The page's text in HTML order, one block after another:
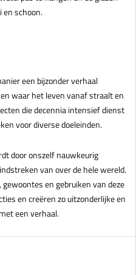
schoon.
een bijzonder verhaal
waar het leven vanaf straalt en
die decennia intensief dienst
voor diverse doeleinden.
door onszelf nauwkeurig
van over de hele wereld.
en gebruiken van deze
en creëren zo uitzonderlijke en
een verhaal.